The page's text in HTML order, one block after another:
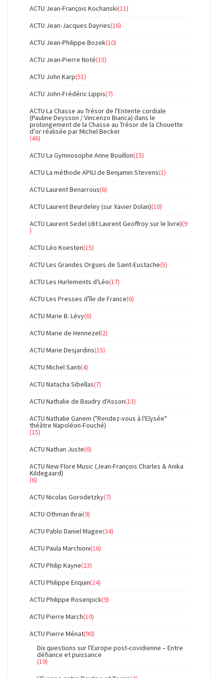
ACTU Jean-François Kochanski(11)
ACTU Jean-Jacques Dayries(16)
ACTU Jean-Philippe Bozek(10)
ACTU Jean-Pierre Noté(15)
ACTU John Karp(51)
ACTU John-Frédéric Lippis(7)
ACTU La Chasse au Trésor de l'Entente cordiale
(Pauline Deysson / Vincenzo Bianca) dans le
prolongement de la Chasse au Trésor de la Chouette
d'or réalisée par Michel Becker
(46)
ACTU La Gymnosophe Anne Bouillon(15)
ACTU La méthode APILI de Benjamin Stevens(1)
ACTU Laurent Benarrous(6)
ACTU Laurent Beurdeley (sur Xavier Dolan)(10)
ACTU Laurent Sedel (dit Laurent Geoffroy sur le livre)(9
)
ACTU Léo Koesten(15)
ACTU Les Grandes Orgues de Saint-Eustache(5)
ACTU Les Hurlements d'Léo(17)
ACTU Les Presses d'île de France(6)
ACTU Marie B. Lévy(6)
ACTU Marie de Hennezel(2)
ACTU Marie Desjardins(15)
ACTU Michel Santi(4)
ACTU Natacha Sibellas(7)
ACTU Nathalie de Baudry d'Asson(13)
ACTU Nathalie Ganem ("Rendez-vous à l'Elysée"
théâtre Napoléon-Fouché)
(15)
ACTU Nathan Juste(6)
ACTU New Flore Music (Jean-François Charles & Anika
Kildegaard)
(6)
ACTU Nicolas Gorodetzky(7)
ACTU Othman Ihraï(9)
ACTU Pablo Daniel Magee(34)
ACTU Paula Marchioni(16)
ACTU Philip Kayne(23)
ACTU Philippe Enquin(24)
ACTU Philippe Rosenpick(9)
ACTU Pierre March(10)
ACTU Pierre Ménat(90)
Dix questions sur l'Europe post-covidienne – Entre
défiance et puissance
(19)